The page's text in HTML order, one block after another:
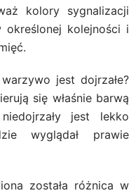
kolory sygnalizacji
określonej kolejności i
jest dojrzałe?
się właśnie barwą
jest lekko
wyglądał prawie
została różnica w